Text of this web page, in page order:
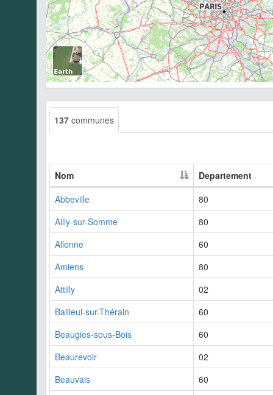
137 communes
Nom
Departement
Abbeville
80
Ailly-sur-Somme
80
Allonne
60
Amiens
80
Attilly
02
Bailleul-sur-Thérain
60
Beaugies-sous-Bois
60
Beaurevoir
02
Beauvais
60